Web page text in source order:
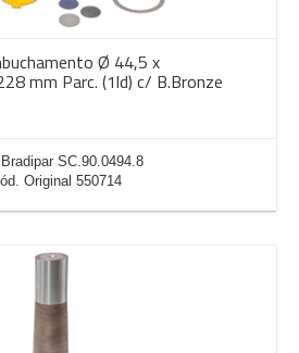
Ø 44,5 x
mm Parc. (1ld) c/ B.Bronze
SC.90.0494.8
Original 550714